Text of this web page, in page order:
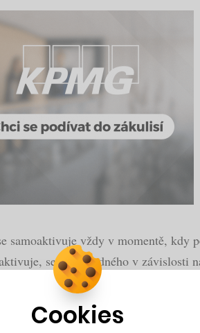
samoaktivuje vždy v momentě,
se cena jízdného v závislosti
Cookies